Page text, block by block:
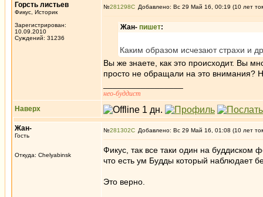
Горсть листьев
Фикус, Историк
Зарегистрирован:
10.09.2010
Суждений: 31236
№281298 Добавлено: Вс 29 Май 16, 00:19 (10 лет
Жан- пишет:
Каким образом исчезают страхи и
Вы же знаете, как это происходит. Вы
просто не обращали на это внимания?
нео-буддист
Наверх
Жан-
Гость
Откуда: Chelyabinsk
№281302 Добавлено: Вс 29 Май 16, 01:08 (10 лет
Фикус, так все таки один на буддиском
что есть ум Будды который наблюдает
Это верно.